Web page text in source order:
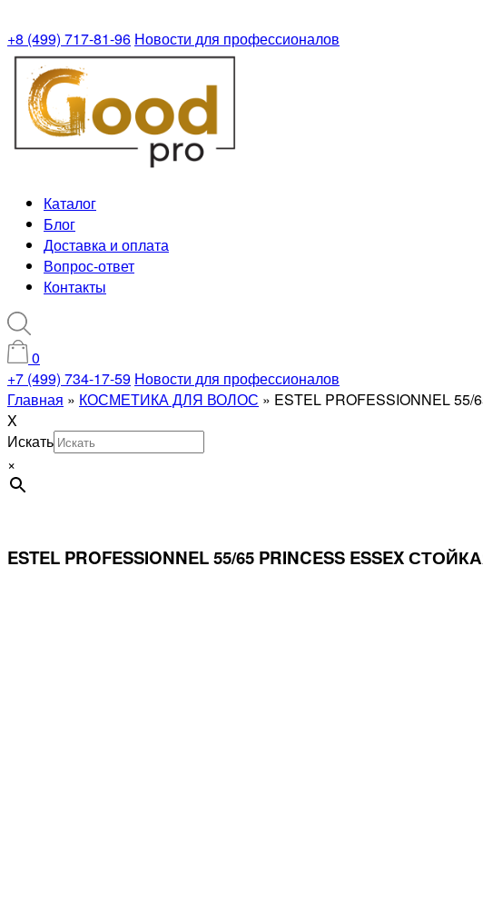
+8 (499) 717-81-96 Новости для профессионалов
Каталог
Блог
Доставка и оплата
Вопрос-ответ
Контакты
0
+7 (499) 734-17-59 Новости для профессионалов
Главная » КОСМЕТИКА ДЛЯ ВОЛОС » ESTEL PROFESSIONNEL
X
Искать
×
ESTEL PROFESSIONNEL 55/65 PRINCESS ESSEX